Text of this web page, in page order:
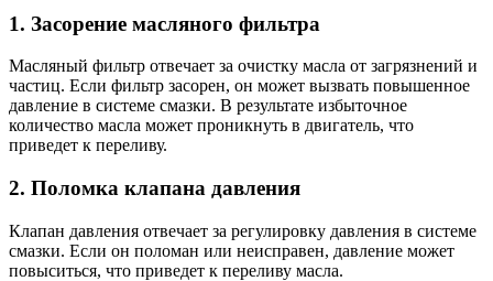
1. Засорение масляного фильтра
Масляный фильтр отвечает за очистку масла от загрязнений и
частиц. Если фильтр засорен, он может вызвать повышенное
давление в системе смазки. В результате избыточное
количество масла может проникнуть в двигатель, что
приведет к переливу.
2. Поломка клапана давления
Клапан давления отвечает за регулировку давления в системе
смазки. Если он поломан или неисправен, давление может
повыситься, что приведет к переливу масла.